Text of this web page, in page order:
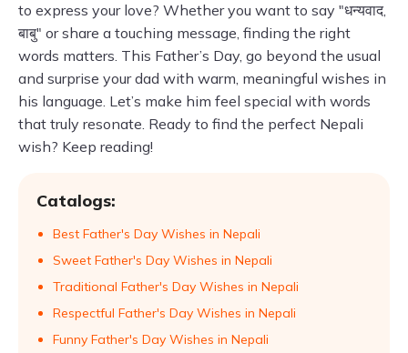
to express your love? Whether you want to say "धन्यवाद,
बाबु" or share a touching message, finding the right
words matters. This Father’s Day, go beyond the usual
and surprise your dad with warm, meaningful wishes in
his language. Let’s make him feel special with words
that truly resonate. Ready to find the perfect Nepali
wish? Keep reading!
Catalogs:
Best Father's Day Wishes in Nepali
Sweet Father's Day Wishes in Nepali
Traditional Father's Day Wishes in Nepali
Respectful Father's Day Wishes in Nepali
Funny Father's Day Wishes in Nepali